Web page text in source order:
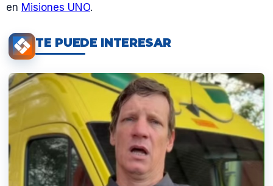
en Misiones UNO.
TE PUEDE INTERESAR